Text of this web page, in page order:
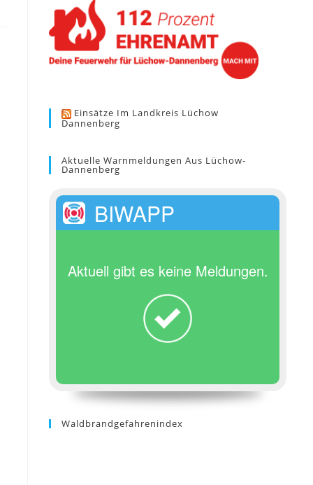
Einsätze Im Landkreis Lüchow
Dannenberg
Aktuelle Warnmeldungen Aus Lüchow-
Dannenberg
BIWAPP
Aktuell gibt es keine Meldungen.
Waldbrandgefahrenindex